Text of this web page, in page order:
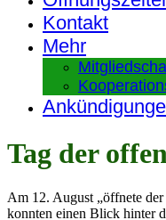
Kontakt
Mehr
Tag der
Am 12. August „öffnete
konnten einen Blick hinter